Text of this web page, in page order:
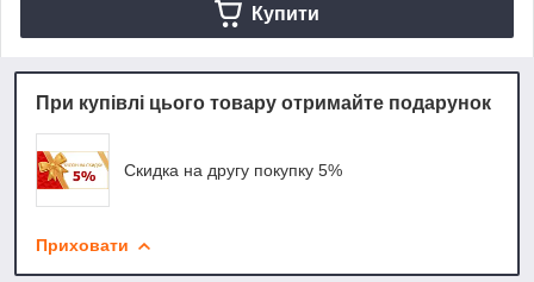
Купити
При купівлі цього товару отримайте подарунок
Скидка на другу покупку 5%
Приховати